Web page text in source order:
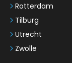
Rotterdam
Tilburg
Utrecht
Zwolle